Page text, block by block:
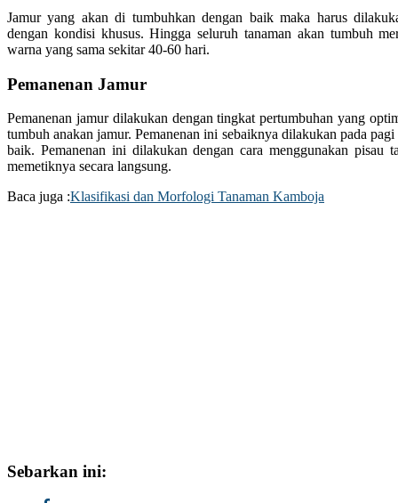
Jamur yang akan di tumbuhkan dengan baik maka harus
dengan kondisi khusus. Hingga seluruh tanaman akan tumbuh
warna yang sama sekitar 40-60 hari.
Pemanenan Jamur
Pemanenan jamur dilakukan dengan tingkat pertumbuhan yang
tumbuh anakan jamur. Pemanenan ini sebaiknya dilakukan pada
baik. Pemanenan ini dilakukan dengan cara menggunakan pisau
memetiknya secara langsung.
Baca juga :Klasifikasi dan Morfologi Tanaman Kamboja
Sebarkan ini: